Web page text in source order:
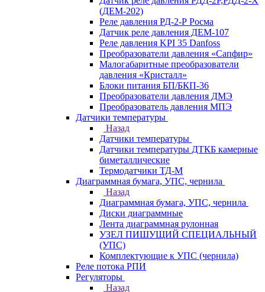
(ДЕМ-202)
Реле давления РД-2-Р Росма
Датчик реле давления ДЕМ-107
Реле давления KPI 35 Danfoss
Преобразователи давления «Сапфир»
Малогабаритные преобразователи
давления «Кристалл»
Блоки питания БП/БКП-36
Преобразователи давления ДМЭ
Преобразователь давления МПЭ
Датчики температуры
Назад
Датчики температуры
Датчики температуры ДТКБ камерные
биметаллические
Термодатчики ТД-М
Диаграммная бумага, УПС, чернила
Назад
Диаграммная бумага, УПС, чернила
Диски диаграммные
Лента диаграммная рулонная
УЗЕЛ ПИШУЩИЙ СПЕЦИАЛЬНЫЙ
(УПС)
Комплектующие к УПС (чернила)
Реле потока РПИ
Регуляторы
Назад